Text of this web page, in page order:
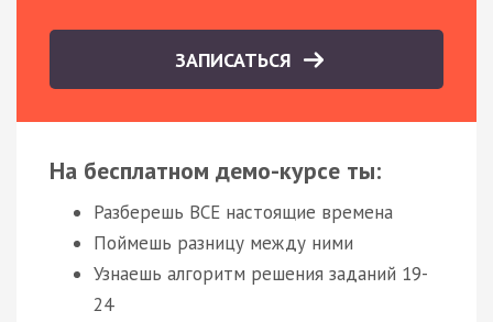
ЗАПИСАТЬСЯ
На бесплатном демо-курсе ты:
Разберешь ВСЕ настоящие времена
Поймешь разницу между ними
Узнаешь алгоритм решения заданий 19-
24